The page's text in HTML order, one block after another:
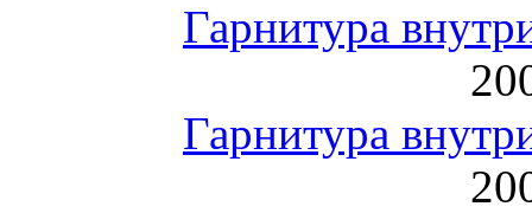
Гарнитура
Гарнитура